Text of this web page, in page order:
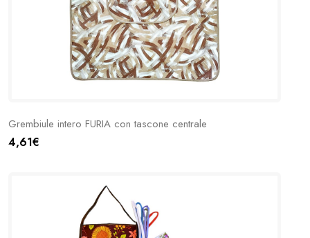
Grembiule intero FURIA con tascone centrale
4,61€